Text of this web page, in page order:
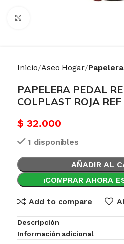
Inicio Aseo Hogar
PAPELERA PEDAL
COLPLAST ROJA
$ 32.000
1 disponibles
AÑADIR AL
¡COMPRAR AHORA
Add to compare
Descripción
Información adicional